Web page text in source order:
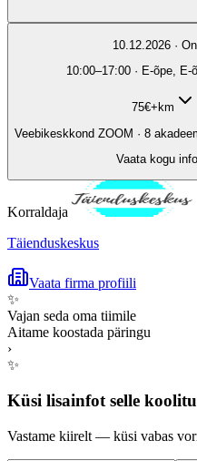
10.12.2026 ·
10:00–17:00 · E-õpe, E-
75€+km
Veebikeskkond ZOOM · 8
Vaata kogu
Korraldaja
Täienduskeskus
Vaata firma profiili
✨
Vajan seda oma tiimile
Aitame koostada päringu
›
✨
Küsi lisainfot selle
Vastame kiirelt — küsi vabas